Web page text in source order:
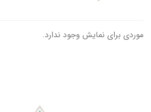
موردی برای نمایش وجود ندارد.